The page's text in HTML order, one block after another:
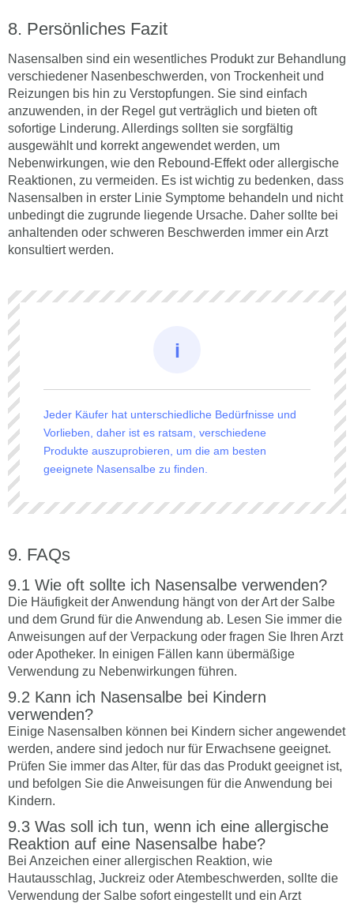
Persönliches Fazit
Nasensalben sind ein wesentliches Produkt zur Behandlung
verschiedener Nasenbeschwerden, von Trockenheit und
Reizungen bis hin zu Verstopfungen. Sie sind einfach
anzuwenden, in der Regel gut verträglich und bieten oft
sofortige Linderung. Allerdings sollten sie sorgfältig
ausgewählt und korrekt angewendet werden, um
Nebenwirkungen, wie den Rebound-Effekt oder allergische
Reaktionen, zu vermeiden. Es ist wichtig zu bedenken, dass
Nasensalben in erster Linie Symptome behandeln und nicht
unbedingt die zugrunde liegende Ursache. Daher sollte bei
anhaltenden oder schweren Beschwerden immer ein Arzt
konsultiert werden.
Jeder Käufer hat unterschiedliche Bedürfnisse und
Vorlieben, daher ist es ratsam, verschiedene
Produkte auszuprobieren, um die am besten
geeignete Nasensalbe zu finden.
FAQs
Wie oft sollte ich Nasensalbe verwenden?
Die Häufigkeit der Anwendung hängt von der Art der Salbe
und dem Grund für die Anwendung ab. Lesen Sie immer die
Anweisungen auf der Verpackung oder fragen Sie Ihren Arzt
oder Apotheker. In einigen Fällen kann übermäßige
Verwendung zu Nebenwirkungen führen.
Kann ich Nasensalbe bei Kindern
verwenden?
Einige Nasensalben können bei Kindern sicher angewendet
werden, andere sind jedoch nur für Erwachsene geeignet.
Prüfen Sie immer das Alter, für das das Produkt geeignet ist,
und befolgen Sie die Anweisungen für die Anwendung bei
Kindern.
Was soll ich tun, wenn ich eine allergische
Reaktion auf eine Nasensalbe habe?
Bei Anzeichen einer allergischen Reaktion, wie
Hautausschlag, Juckreiz oder Atembeschwerden, sollte die
Verwendung der Salbe sofort eingestellt und ein Arzt